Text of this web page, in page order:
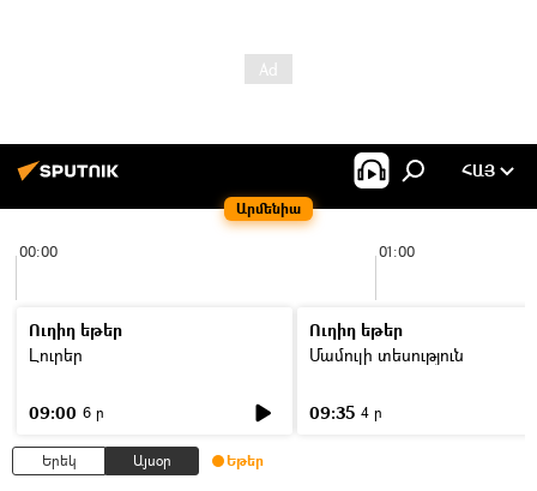
Արմենիա
ՀԱՅ
00:00 01:00
Ուղիղ եթեր
Լուրեր
09:00 6 ր
Ուղիղ եթեր
Մամուլի տեսություն
09:35 4 ր
Երեկ Այսօր Եթեր